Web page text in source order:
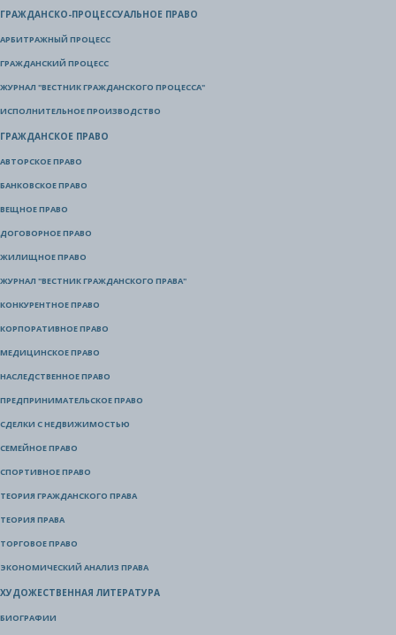
ГРАЖДАНСКО-ПРОЦЕССУАЛЬНОЕ ПРАВО
АРБИТРАЖНЫЙ ПРОЦЕСС
ГРАЖДАНСКИЙ ПРОЦЕСС
ЖУРНАЛ "ВЕСТНИК ГРАЖДАНСКОГО ПРОЦЕССА"
ИСПОЛНИТЕЛЬНОЕ ПРОИЗВОДСТВО
ГРАЖДАНСКОЕ ПРАВО
АВТОРСКОЕ ПРАВО
БАНКОВСКОЕ ПРАВО
ВЕЩНОЕ ПРАВО
ДОГОВОРНОЕ ПРАВО
ЖИЛИЩНОЕ ПРАВО
ЖУРНАЛ "ВЕСТНИК ГРАЖДАНСКОГО ПРАВА"
КОНКУРЕНТНОЕ ПРАВО
КОРПОРАТИВНОЕ ПРАВО
МЕДИЦИНСКОЕ ПРАВО
НАСЛЕДСТВЕННОЕ ПРАВО
ПРЕДПРИНИМАТЕЛЬСКОЕ ПРАВО
СДЕЛКИ С НЕДВИЖИМОСТЬЮ
СЕМЕЙНОЕ ПРАВО
СПОРТИВНОЕ ПРАВО
ТЕОРИЯ ГРАЖДАНСКОГО ПРАВА
ТЕОРИЯ ПРАВА
ТОРГОВОЕ ПРАВО
ЭКОНОМИЧЕСКИЙ АНАЛИЗ ПРАВА
ХУДОЖЕСТВЕННАЯ ЛИТЕРАТУРА
БИОГРАФИИ